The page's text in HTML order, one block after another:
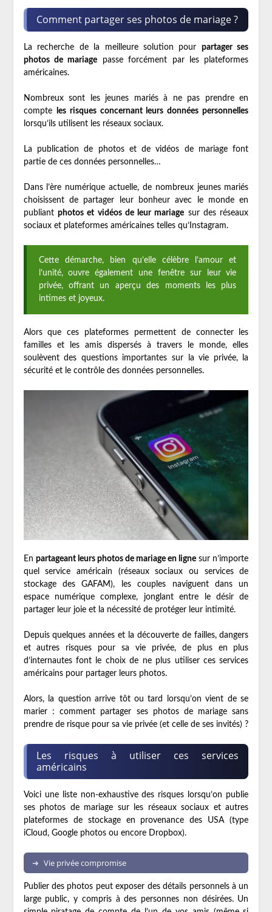
Comment partager ses photos de mariage ?
La recherche de la meilleure solution pour partager ses
photos de mariage passe forcément par les plateformes
américaines.
Nombreux sont les jeunes mariés à ne pas prendre en
compte
les risques concernant leurs données personnelles
lorsqu’ils utilisent les réseaux sociaux.
La publication de photos et de vidéos de mariage font
partie de ces données personnelles…
Dans l’ère numérique actuelle, de nombreux jeunes mariés
choisissent de partager leur bonheur avec le monde en
publiant photos et vidéos de leur mariage sur des réseaux
sociaux et plateformes américaines telles qu’Instagram.
Cette démarche, bien qu’elle célèbre l’amour et
l’unité, ouvre également une fenêtre sur leur vie
privée, offrant un aperçu des moments les plus
intimes et joyeux.
Alors que ces plateformes permettent de connecter les
familles et les amis dispersés à travers le monde, elles
soulèvent des questions importantes sur la vie privée, la
sécurité et le contrôle des données personnelles.
En partageant leurs photos de mariage en ligne sur n’importe
quel service américain (réseaux sociaux ou services de
stockage des GAFAM), les couples naviguent dans un
espace numérique complexe, jonglant entre le désir de
partager leur joie et la nécessité de protéger leur intimité.
Depuis quelques années et la découverte de failles, dangers
et autres risques pour sa vie privée, de plus en plus
d’internautes font le choix de ne plus utiliser ces services
américains pour partager leurs photos.
Alors, la question arrive tôt ou tard lorsqu’on vient de se
marier : comment partager ses photos de mariage sans
prendre de risque pour sa vie privée (et celle de ses invités) ?
Les risques à utiliser ces services
américains
Voici une liste non-exhaustive des risques lorsqu’on publie
ses photos de mariage sur les réseaux sociaux et autres
plateformes de stockage en provenance des USA (type
iCloud, Google photos ou encore Dropbox).
Vie privée compromise
Publier des photos peut exposer des détails personnels à un
large public, y compris à des personnes non désirées. Un